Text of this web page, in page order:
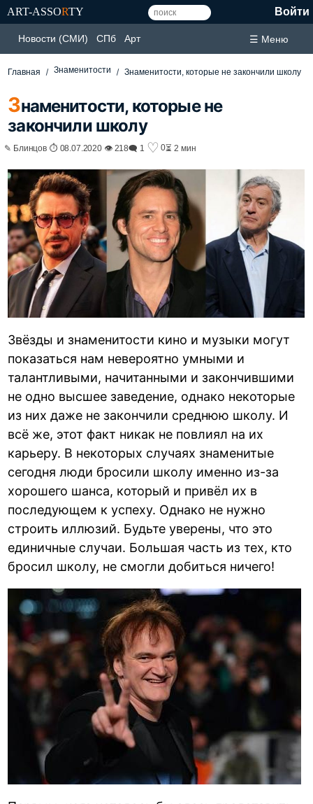
ART-ASSORTY Войти
Новости (СМИ) СПб Арт ☰ Меню
Главная Знаменитости Знаменитости, которые не закончили школу
Знаменитости, которые не
закончили школу
✎ Блинцов ⏱ 08.07.2020 👁 218🗨 1 ♡ 0⏳ 2 мин
Звёзды и знаменитости кино и музыки могут
показаться нам невероятно умными и
талантливыми, начитанными и закончившими
не одно высшее заведение, однако некоторые
из них даже не закончили среднюю школу. И
всё же, этот факт никак не повлиял на их
карьеру. В некоторых случаях знаменитые
сегодня люди бросили школу именно из-за
хорошего шанса, который и привёл их в
последующем к успеху. Однако не нужно
строить иллюзий. Будьте уверены, что это
единичные случаи. Большая часть из тех, кто
бросил школу, не смогли добиться ничего!